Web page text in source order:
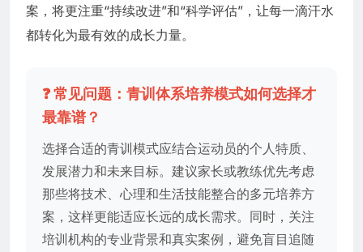
案，将更注重“持续改进”和“科学评估”，让每一滴汗水
都转化为最有效的成长力量。
❓ 常见问题：青训体系培养模式如何选择才
最靠谱？
选择合适的青训模式应结合运动员的个人特质、
发展潜力和未来目标。建议家长或教练优先考虑
那些将技术、心理和生活技能整合的多元培养方
案，这样更能适应长远的成长需求。同时，关注
培训机构的专业背景和真实案例，避免盲目追随